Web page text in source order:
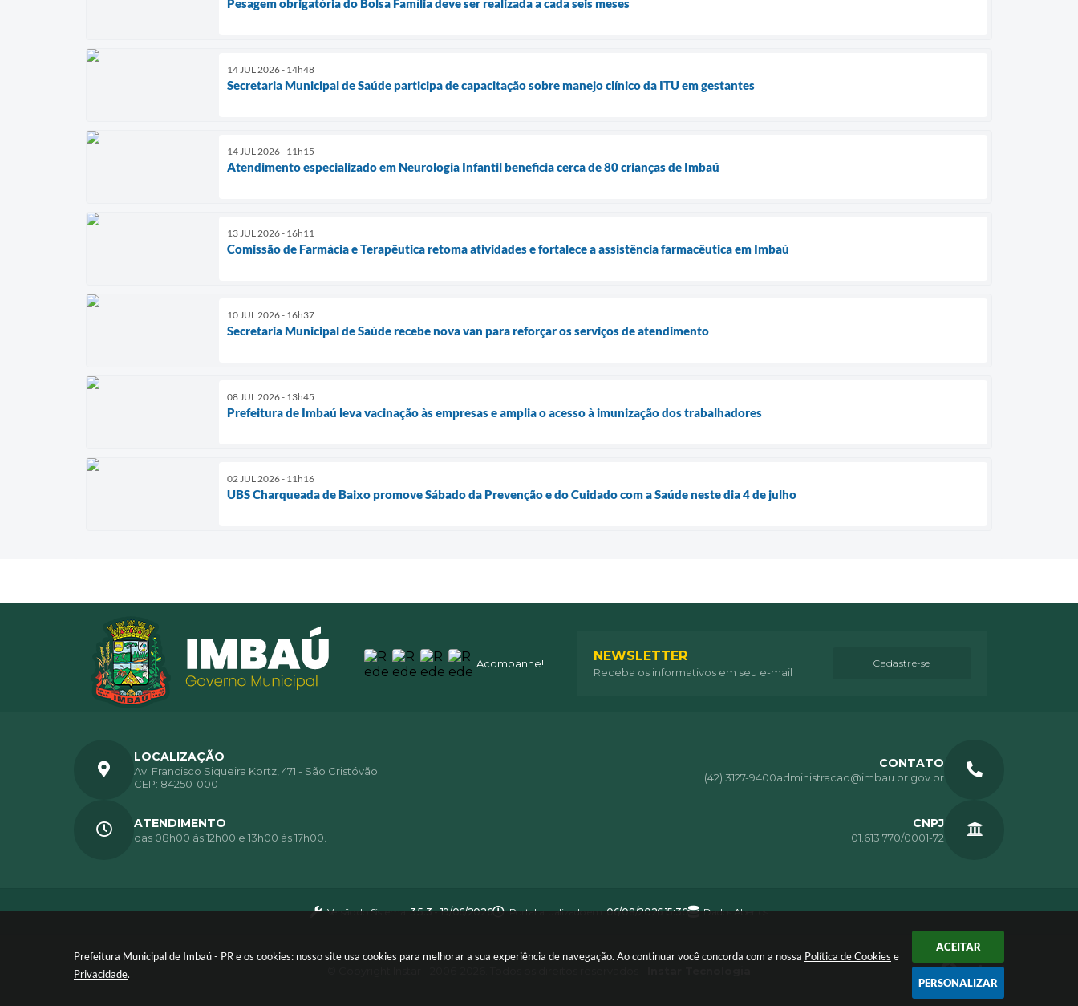
Prefeitura Municipal de Imbaú - PR e os cookies: nosso site usa cookies para melhorar a sua experiência de navegação. Ao continuar você concorda com a nossa Política de Cookies e
Privacidade.
ACEITAR
PERSONALIZAR
Pesagem obrigatória do Bolsa Família deve ser realizada a cada seis meses
14 JUL 2026 - 14h48
Secretaria Municipal de Saúde participa de capacitação sobre manejo clínico da ITU em gestantes
14 JUL 2026 - 11h15
Atendimento especializado em Neurologia Infantil beneficia cerca de 80 crianças de Imbaú
13 JUL 2026 - 16h11
Comissão de Farmácia e Terapêutica retoma atividades e fortalece a assistência farmacêutica em Imbaú
10 JUL 2026 - 16h37
Secretaria Municipal de Saúde recebe nova van para reforçar os serviços de atendimento
08 JUL 2026 - 13h45
Prefeitura de Imbaú leva vacinação às empresas e amplia o acesso à imunização dos trabalhadores
02 JUL 2026 - 11h16
UBS Charqueada de Baixo promove Sábado da Prevenção e do Cuidado com a Saúde neste dia 4 de julho
Acompanhe! NEWSLETTER
Receba os informativos em seu e-mail
Cadastre-se
LOCALIZAÇÃO
Av. Francisco Siqueira Kortz, 471 - São Cristóvão
CEP: 84250-000
CONTATO
(42) 3127-9400administracao@imbau.pr.gov.br
ATENDIMENTO
das 08h00 ás 12h00 e 13h00 ás 17h00.
CNPJ
01.613.770/0001-72
Versão do Sistema:3.5.3 - 19/06/2026 Portal atualizado em:06/08/2026 15:30 Dados Abertos